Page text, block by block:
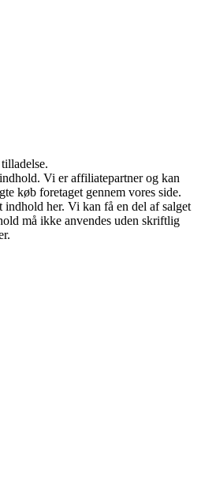
Vi er affiliatepartner og kan
køb foretaget gennem vores side.
her. Vi kan få en del af salget
må ikke anvendes uden skriftlig